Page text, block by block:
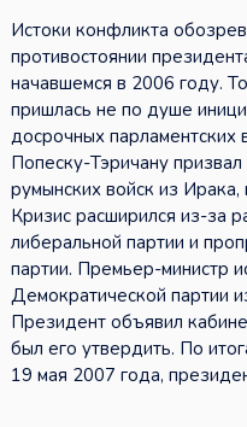
Истоки конфликта
противостоянии
начавшемся в 2006 году.
пришлась не по душе
досрочных
Попеску-Тэричану
румынских войск из Ирака,
Кризис расширился из-за
либеральной партии и
партии. Премьер-министр
Демократической партии
Президент объявил
был его утвердить. По
19 мая 2007 года,